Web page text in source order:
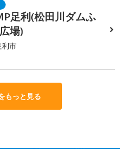
足利(松田川ダムふ
場)
利市
もっと見る